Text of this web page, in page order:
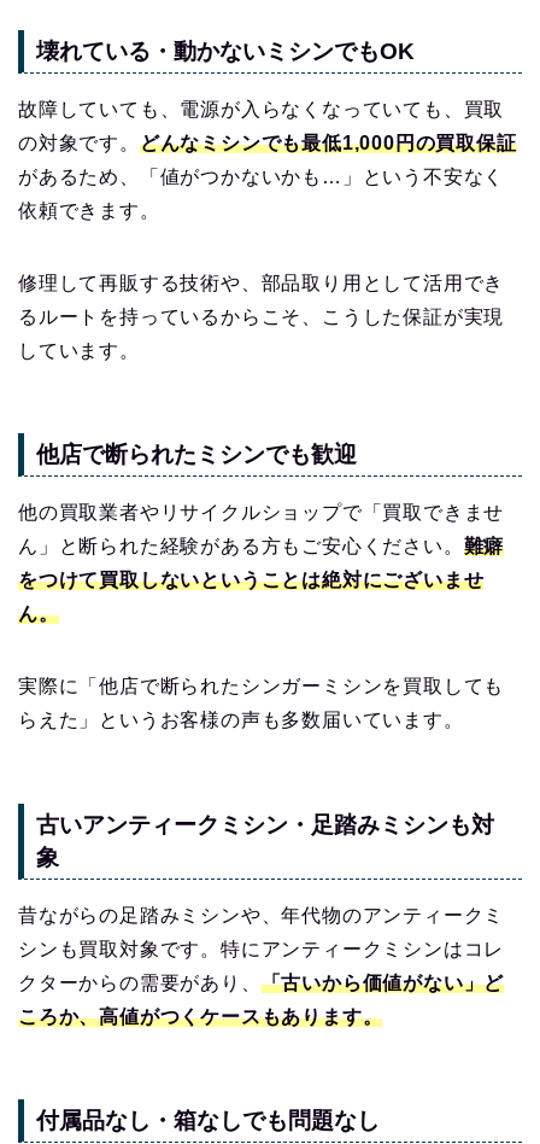
壊れている・動かないミシンでもOK
故障していても、電源が入らなくなっていても、買取
の対象です。 どんなミシンでも最低1,000円の買取保証
があるため、「値がつかないかも…」という不安なく
依頼できます。
修理して再販する技術や、部品取り用として活用でき
るルートを持っているからこそ、こうした保証が実現
しています。
他店で断られたミシンでも歓迎
他の買取業者やリサイクルショップで「買取できませ
ん」と断られた経験がある方もご安心ください。 難癖
をつけて買取しないということは絶対にございませ
ん。
実際に「他店で断られたシンガーミシンを買取しても
らえた」というお客様の声も多数届いています。
古いアンティークミシン・足踏みミシンも対
象
昔ながらの足踏みミシンや、年代物のアンティークミ
シンも買取対象です。特にアンティークミシンはコレ
クターからの需要があり、 「古いから価値がない」ど
ころか、高値がつくケースもあります。
付属品なし・箱なしでも問題なし